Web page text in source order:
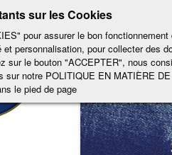
sur les Cookies
pour assurer le bon
et personnalisation, pour collecter des
sur le bouton "ACCEPTER", nous
sur notre POLITIQUE EN MATIÈRE
le pied de page
FRA-DEU